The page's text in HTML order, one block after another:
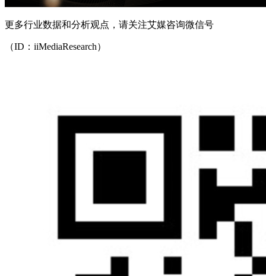
更多行业数据和分析观点，请关注艾媒咨询微信号
（ID：iiMediaResearch）